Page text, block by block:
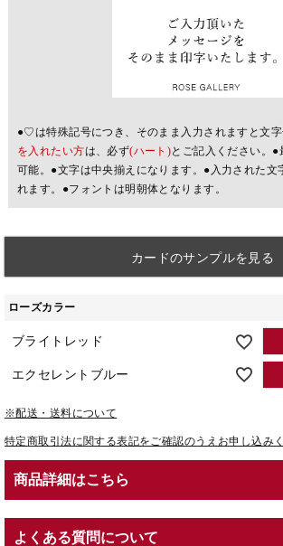
●♡は特殊記号につき、そのまま入力されますと文字
を入れたい方は、必ず(ハート)とご記入ください。●
可能。●文字は中央揃えになります。●入力された文
れます。●フォントは明朝体となります。
カードのサンプルを見る
ローズカラー
ブライトレッド
エクセレントブルー
※配送・送料について
特定商取引法に関する表記をご確認のうえお申し込み
商品詳細はこちら
商品紹介
よくある質問について